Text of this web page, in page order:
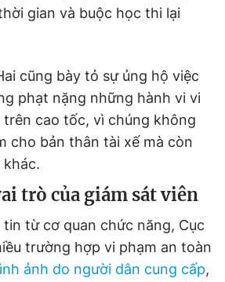
gian và buộc học thi lại
cũng bày tỏ sự ủng hộ việc
phạt nặng những hành vi vi
cao tốc, vì chúng không
cho bản thân tài xế mà còn
trò của giám sát viên
từ cơ quan chức năng, Cục
trường hợp vi phạm an toàn
ảnh do người dân cung cấp,